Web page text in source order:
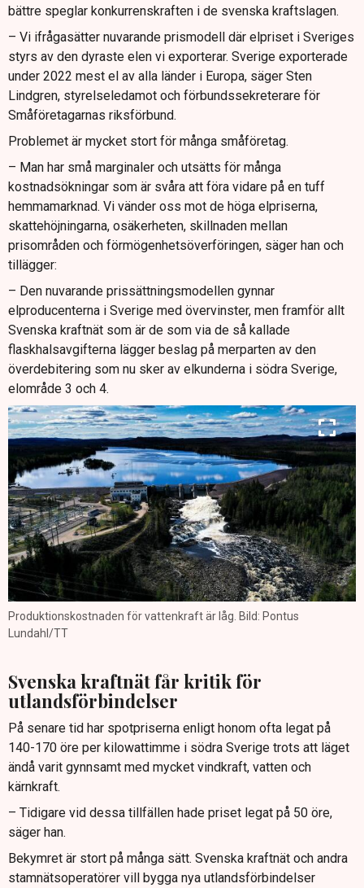
bättre speglar konkurrenskraften i de svenska kraftslagen.
– Vi ifrågasätter nuvarande prismodell där elpriset i Sveriges
styrs av den dyraste elen vi exporterar. Sverige exporterade
under 2022 mest el av alla länder i Europa, säger Sten
Lindgren, styrelseledamot och förbundssekreterare för
Småföretagarnas riksförbund.
Problemet är mycket stort för många småföretag.
– Man har små marginaler och utsätts för många
kostnadsökningar som är svåra att föra vidare på en tuff
hemmamarknad. Vi vänder oss mot de höga elpriserna,
skattehöjningarna, osäkerheten, skillnaden mellan
prisområden och förmögenhetsöverföringen, säger han och
tillägger:
– Den nuvarande prissättningsmodellen gynnar
elproducenterna i Sverige med övervinster, men framför allt
Svenska kraftnät som är de som via de så kallade
flaskhalsavgifterna lägger beslag på merparten av den
överdebitering som nu sker av elkunderna i södra Sverige,
elområde 3 och 4.
Produktionskostnaden för vattenkraft är låg. Bild: Pontus
Lundahl/TT
Svenska kraftnät får kritik för
utlandsförbindelser
På senare tid har spotpriserna enligt honom ofta legat på
140-170 öre per kilowattimme i södra Sverige trots att läget
ändå varit gynnsamt med mycket vindkraft, vatten och
kärnkraft.
– Tidigare vid dessa tillfällen hade priset legat på 50 öre,
säger han.
Bekymret är stort på många sätt. Svenska kraftnät och andra
stamnätsoperatörer vill bygga nya utlandsförbindelser